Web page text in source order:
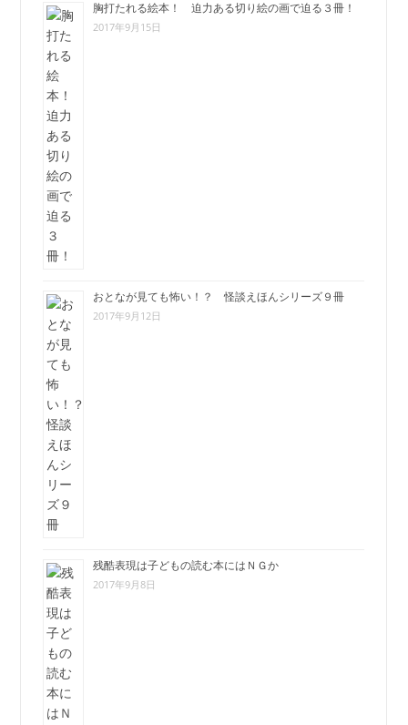
胸打たれる絵本！ 迫力ある切り絵の画で迫る３冊！
2017年9月15日
おとなが見ても怖い！？ 怪談えほんシリーズ９冊
2017年9月12日
残酷表現は子どもの読む本にはＮＧか
2017年9月8日